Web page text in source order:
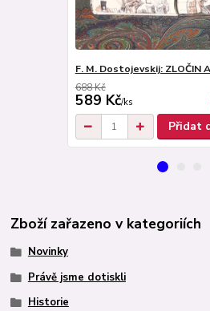
F. M. Dostojevskij: ZLOČIN
688 Kč
589 Kč/ks
Přidat
Zboží zařazeno v kategoriích
Novinky
Právě jsme dotiskli
Historie